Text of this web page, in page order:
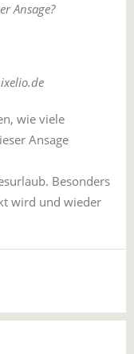
Ansage?
wie viele
Ansage
Besonders
wird und wieder